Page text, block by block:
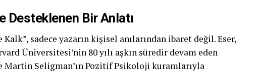
Desteklenen Bir Anlatı
Kalk”, sadece yazarın kişisel anılarından ibaret değil. Eser,
Üniversitesi’nin 80 yılı aşkın süredir devam eden
Martin Seligman’ın Pozitif Psikoloji kuramlarıyla